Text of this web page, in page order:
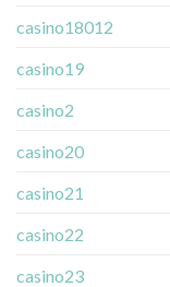
casino18012
casino19
casino2
casino20
casino21
casino22
casino23